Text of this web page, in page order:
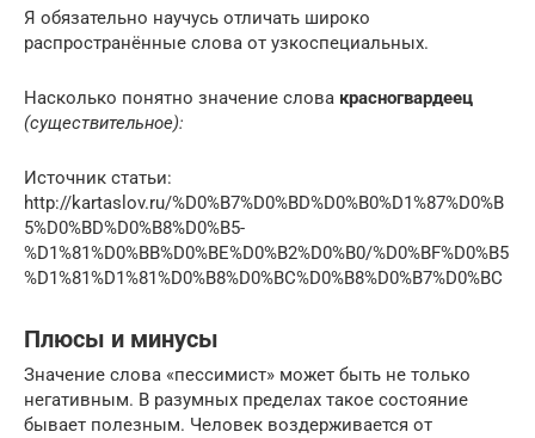
Я обязательно научусь отличать широко
распространённые слова от узкоспециальных.
Насколько понятно значение слова красногвардеец
(существительное):
Источник статьи:
http://kartaslov.ru/%D0%B7%D0%BD%D0%B0%D1%87%D0%B
5%D0%BD%D0%B8%D0%B5-
%D1%81%D0%BB%D0%BE%D0%B2%D0%B0/%D0%BF%D0%B5
%D1%81%D1%81%D0%B8%D0%BC%D0%B8%D0%B7%D0%BC
Плюсы и минусы
Значение слова «пессимист» может быть не только
негативным. В разумных пределах такое состояние
бывает полезным. Человек воздерживается от